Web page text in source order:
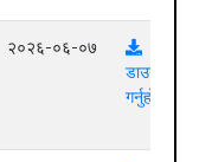
२०२६-०६-०७
डाउनलोड
गर्नुहोस्